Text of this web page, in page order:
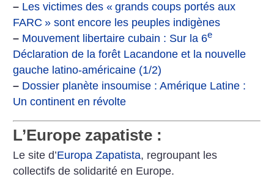
– Les victimes des « grands coups portés aux
FARC » sont encore les peuples indigènes
– Mouvement libertaire cubain : Sur la 6e
Déclaration de la forêt Lacandone et la nouvelle
gauche latino-américaine (1/2)
– Dossier planète insoumise : Amérique Latine :
Un continent en révolte
L’Europe zapatiste :
Le site d’Europa Zapatista, regroupant les
collectifs de solidarité en Europe.